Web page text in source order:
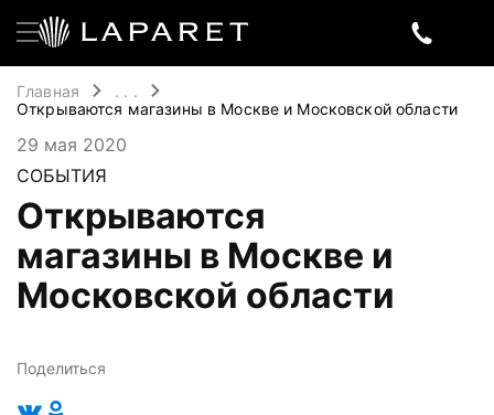
Главная
. . .
Открываются магазины в Москве и Московской области
29 мая 2020
СОБЫТИЯ
Открываются
магазины в Москве и
Московской области
Поделиться